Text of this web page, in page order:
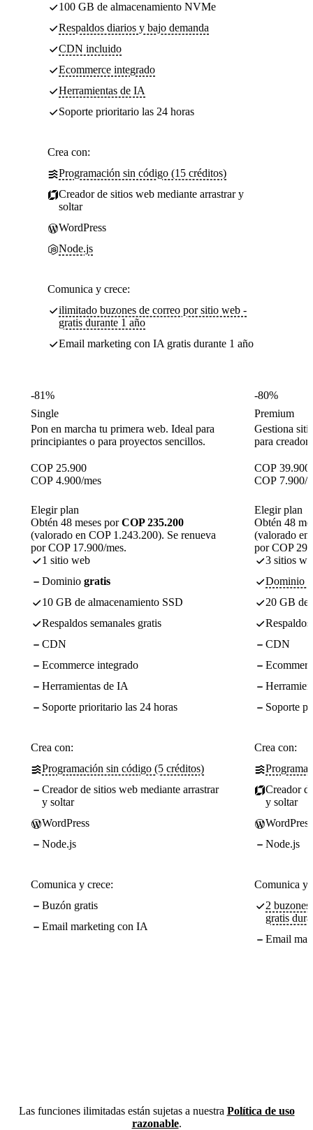
100 GB de almacenamiento NVMe
Respaldos diarios y bajo demanda
CDN incluido
Ecommerce integrado
Herramientas de IA
Soporte prioritario las 24 horas
Crea con:
Programación sin código (15 créditos)
Creador de sitios web mediante arrastrar y
soltar
WordPress
Node.js
Comunica y crece:
ilimitado buzones de correo por sitio web -
gratis durante 1 año
Email marketing con IA gratis durante 1 año
-81%
Single
Pon en marcha tu primera web. Ideal para
principiantes o para proyectos sencillos.
COP 25.900
COP 4.900/mes
Elegir plan
Obtén 48 meses porCOP 235.200
(valorado en COP 1.243.200). Se renueva
por COP 17.900/mes.
1 sitio web
Dominio gratis
10 GB de almacenamiento SSD
Respaldos semanales gratis
CDN
Ecommerce integrado
Herramientas de IA
Soporte prioritario las 24 horas
Crea con:
Programación sin código (5 créditos)
Creador de sitios web mediante arrastrar
y soltar
WordPress
Node.js
Comunica y crece:
Buzón gratis
Email marketing con IA
-80%
Premium
Gestiona
para
COP 39.900
COP 7.900/
Elegir plan
Obtén 48
(valorado en
por COP
3 sitios
Dominio
20 GB de
CDN
Soporte
Crea con:
Creador
y soltar
WordPress
Node.js
Comunica y
2
gratis
Email
Las funciones ilimitadas están sujetas a nuestra Política de uso
razonable.